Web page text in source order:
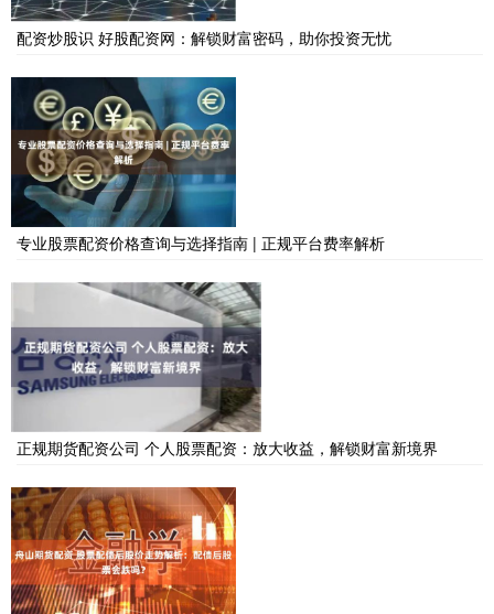
配资炒股识 好股配资网：解锁财富密码，助你投资无忧
专业股票配资价格查询与选择指南 | 正规平台费率解析
正规期货配资公司 个人股票配资：放大收益，解锁财富新境界